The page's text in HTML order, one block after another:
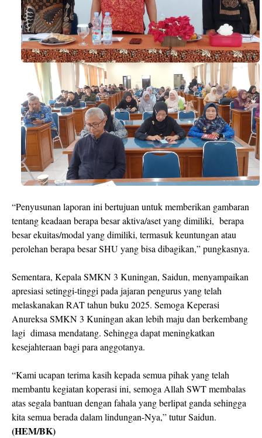
“Penyusunan laporan ini bertujuan untuk memberikan gambaran
tentang keadaan berapa besar aktiva/aset yang dimiliki, berapa
besar ekuitas/modal yang dimiliki, termasuk keuntungan atau
perolehan berapa besar SHU yang bisa dibagikan,” pungkasnya.
Sementara, Kepala SMKN 3 Kuningan, Saidun, menyampaikan
apresiasi setinggi-tinggi pada jajaran pengurus yang telah
melaskanakan RAT tahun buku 2025. Semoga Keperasi
Anureksa SMKN 3 Kuningan akan lebih maju dan berkembang
lagi dimasa mendatang. Sehingga dapat meningkatkan
kesejahteraan bagi para anggotanya.
“Kami ucapan terima kasih kepada semua pihak yang telah
membantu kegiatan koperasi ini, semoga Allah SWT membalas
atas segala bantuan dengan fahala yang berlipat ganda sehingga
kita semua berada dalam lindungan-Nya,” tutur Saidun.
(HEM/BK)